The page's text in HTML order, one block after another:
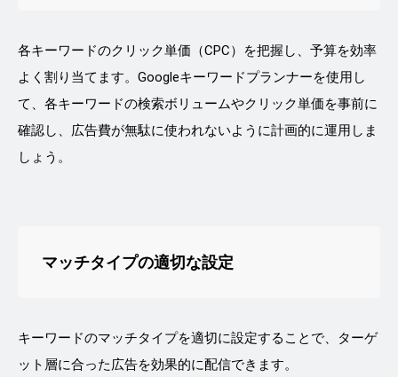
各キーワードのクリック単価（CPC）を把握し、予算を効率
よく割り当てます。Googleキーワードプランナーを使用し
て、各キーワードの検索ボリュームやクリック単価を事前に
確認し、広告費が無駄に使われないように計画的に運用しま
しょう。
マッチタイプの適切な設定
キーワードのマッチタイプを適切に設定することで、ターゲ
ット層に合った広告を効果的に配信できます。